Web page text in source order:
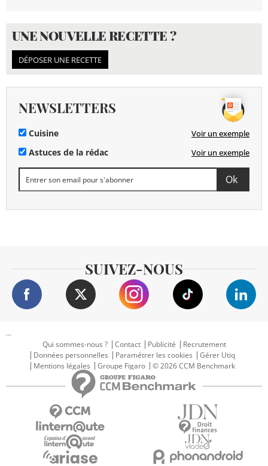
UNE NOUVELLE RECETTE ?
DÉPOSER UNE RECETTE
NEWSLETTERS
Cuisine Voir un exemple
Astuces de la rédac Voir un exemple
SUIVEZ-NOUS
...
Qui sommes-nous ?
Contact Publicité
Recrutement
Données personnelles
Paramétrer les cookies
Gérer Utiq
Mentions légales
Groupe Figaro © 2026 CCM Benchmark